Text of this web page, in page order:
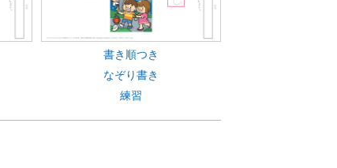
書き順つき
なぞり書き
練習